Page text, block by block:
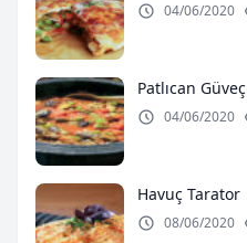
04/06/2020
Patlıcan Güveç
04/06/2020
Havuç Tarator
08/06/2020